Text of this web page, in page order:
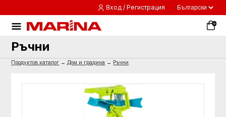
Вход / Регистрация
0
Ръчни
Продуктов каталог → Дом и градина → Ръчни